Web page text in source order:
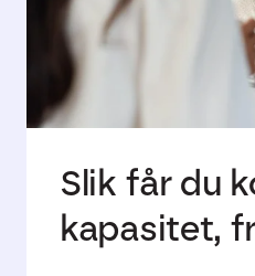
Slik får du
kapasitet,